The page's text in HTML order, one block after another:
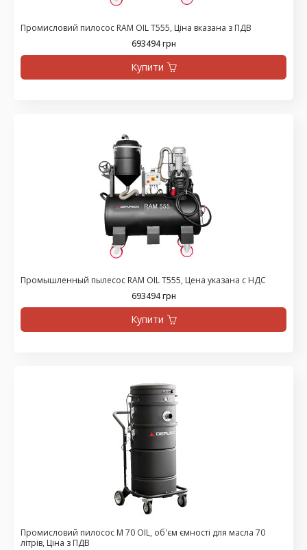
Промисловий пилосос RAM OIL T555, Ціна вказана з ПДВ
693494 грн
Купити
Промышленный пылесос RAM OIL T555, Цена указана с НДС
693494 грн
Купити
Промисловий пилосос M 70 OIL, об'єм ємності для масла 70
літрів, Ціна з ПДВ